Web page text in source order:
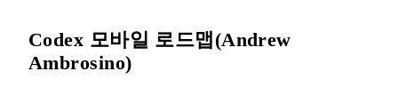
Codex 모바일 로드맵(Andrew
Ambrosino)